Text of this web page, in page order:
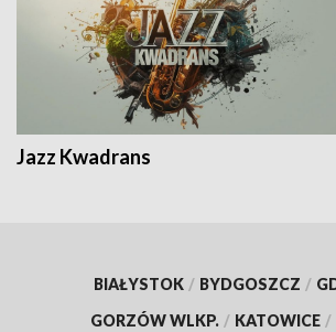
Jazz Kwadrans
BIAŁYSTOK / BYDGOSZCZ /
GORZÓW WLKP. / KATOWICE /